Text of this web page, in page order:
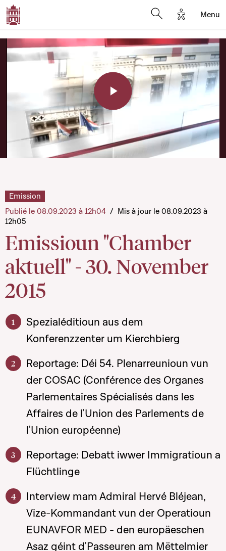
Options
Menu
Play
Emissioun "Chamber
aktuell" - 30. November
2015
Emission
Publié le 08.09.2023 à 12h04 / Mis à jour le 08.09.2023 à
12h05
Spezialéditioun aus dem
Konferenzzenter um Kierchbierg
Reportage: Déi 54. Plenarreunioun vun
der COSAC (Conférence des Organes
Parlementaires Spécialisés dans les
Affaires de l'Union des Parlements de
l'Union européenne)
Reportage: Debatt iwwer Immigratioun a
Flüchtlinge
Interview mam Admiral Hervé Bléjean,
Vize-Kommandant vun der Operatioun
EUNAVFOR MED - den europäeschen
Asaz géint d'Passeuren am Mëttelmier